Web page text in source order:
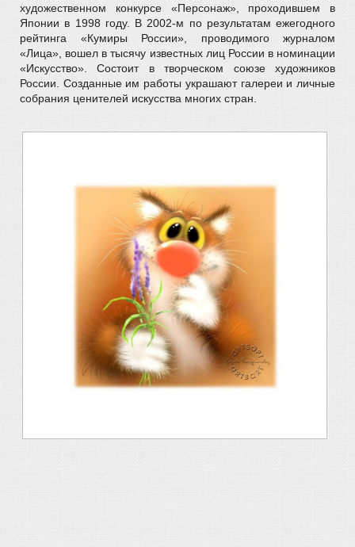
художественном конкурсе «Персонаж», проходившем в
Японии в 1998 году. В 2002-м по результатам ежегодного
рейтинга «Кумиры России», проводимого журналом
«Лица», вошел в тысячу известных лиц России в номинации
«Искусство». Состоит в творческом союзе художников
России. Созданные им работы украшают галереи и личные
собрания ценителей искусства многих стран.